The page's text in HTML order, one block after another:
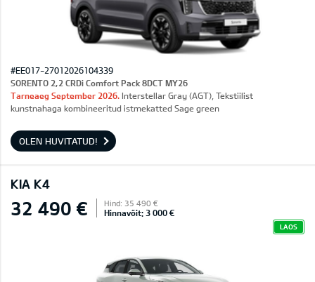
#EE017-27012026104339
SORENTO 2,2 CRDi Comfort Pack 8DCT MY26
Tarneaeg September 2026. Interstellar Gray (AGT), Tekstiilist
kunstnahaga kombineeritud istmekatted Sage green
OLEN HUVITATUD!
KIA K4
32 490 € Hind: 35 490 €
Hinnavõit: 3 000 €
LAOS